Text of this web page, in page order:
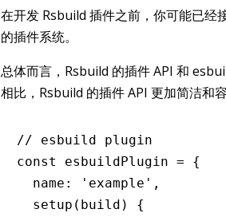
在开发 Rsbuild 插件之前，你可能已
的插件系统。
总体而言，Rsbuild 的插件 API 和
相比，Rsbuild 的插件 API 更加简洁和容
// esbuild plugin
const
esbuildPlugin = {
  name
: 'example' ,
  setup
(build) {